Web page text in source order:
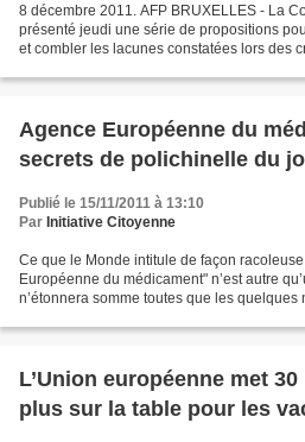
8 décembre 2011. AFP BRUXELLES - La
présenté jeudi une série de propositions
et combler les lacunes constatées lors des
Agence Européenne du
secrets de polichinelle du
Publié le 15/11/2011 à 13:10
Par Initiative Citoyenne
Ce que le Monde intitule de façon
Européenne du médicament" n’est autre
n’étonnera somme toutes que les quelques
L’Union européenne met
plus sur la table pour les